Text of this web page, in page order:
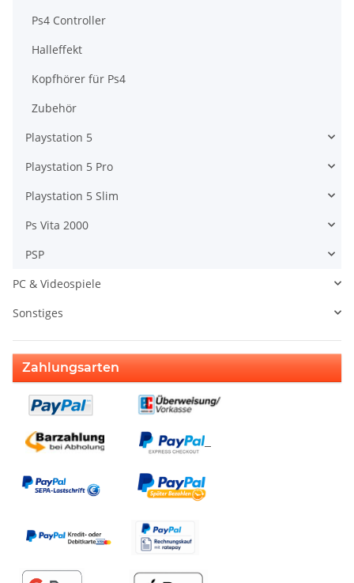
Ps4 Controller
Halleffekt
Kopfhörer für Ps4
Zubehör
Playstation 5
Playstation 5 Pro
Playstation 5 Slim
Ps Vita 2000
PSP
PC & Videospiele
Sonstiges
Zahlungsarten